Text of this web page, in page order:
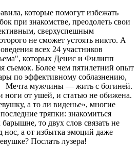
которые помогут избежать
при знакомстве, преодолеть свои
сверхуспешным
не сможет устоять никто. А
всех 24 участников
которых Денис и Филипп
съемок. Более чем пятилетний опыт
по эффективному соблазнению,
Мечта мужчины — жить с богиней.
от ушей, и статью не обижена.
а то ли виденье», многие
тряпки: знакомиться
то двух слов связать не
нос, а от избытка эмоций даже
Послать лузера!